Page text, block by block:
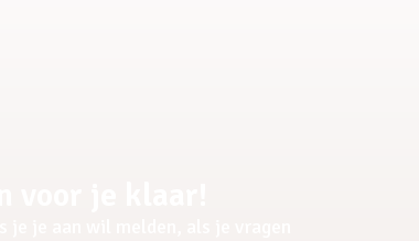
je aan wil melden, als je vragen